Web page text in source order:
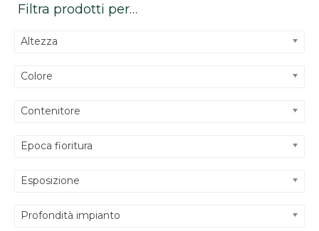
Filtra prodotti per…
Altezza
Colore
Contenitore
Epoca fioritura
Esposizione
Profondità impianto